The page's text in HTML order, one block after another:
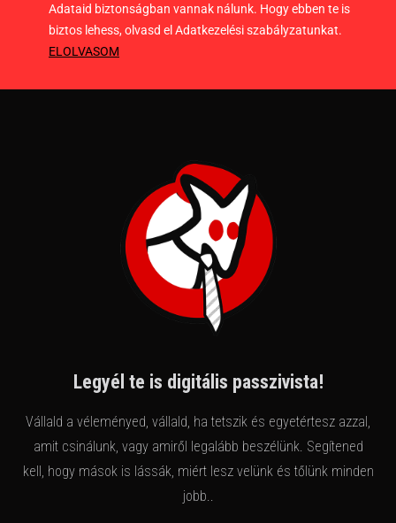
Adataid biztonságban vannak nálunk. Hogy ebben te is
biztos lehess, olvasd el Adatkezelési szabályzatunkat.
ELOLVASOM
Legyél te is digitális passzivista!
Vállald a véleményed, vállald, ha tetszik és egyetértesz azzal,
amit csinálunk, vagy amiről legalább beszélünk. Segítened
kell, hogy mások is lássák, miért lesz velünk és tőlünk minden
jobb..